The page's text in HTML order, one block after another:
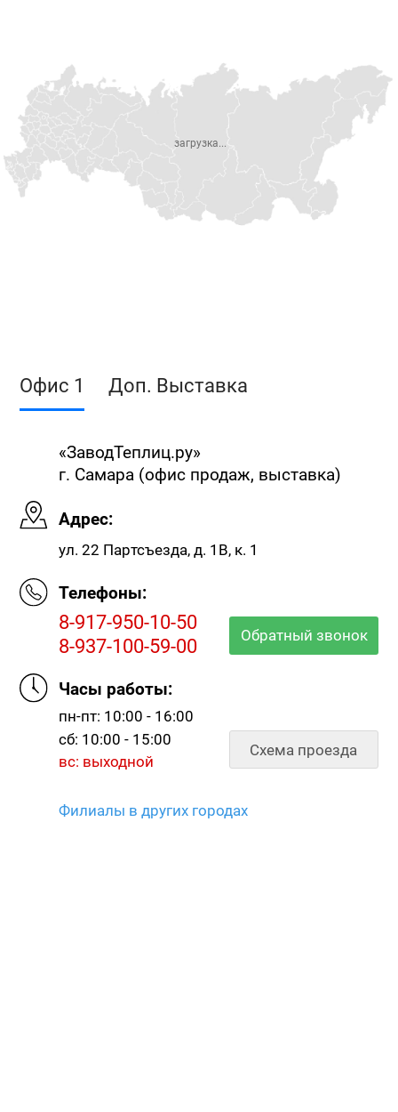
Офис 1 Доп. Выставка
«ЗаводТеплиц.ру»
г. Самара (офис продаж, выставка)
Адрес:
ул. 22 Партсъезда, д. 1В, к. 1
Телефоны:
8-917-950-10-50
8-937-100-59-00
Обратный звонок
Часы работы:
пн-пт: 10:00 - 16:00
сб: 10:00 - 15:00
вс: выходной
Схема проезда
Филиалы в других городах
загрузка...